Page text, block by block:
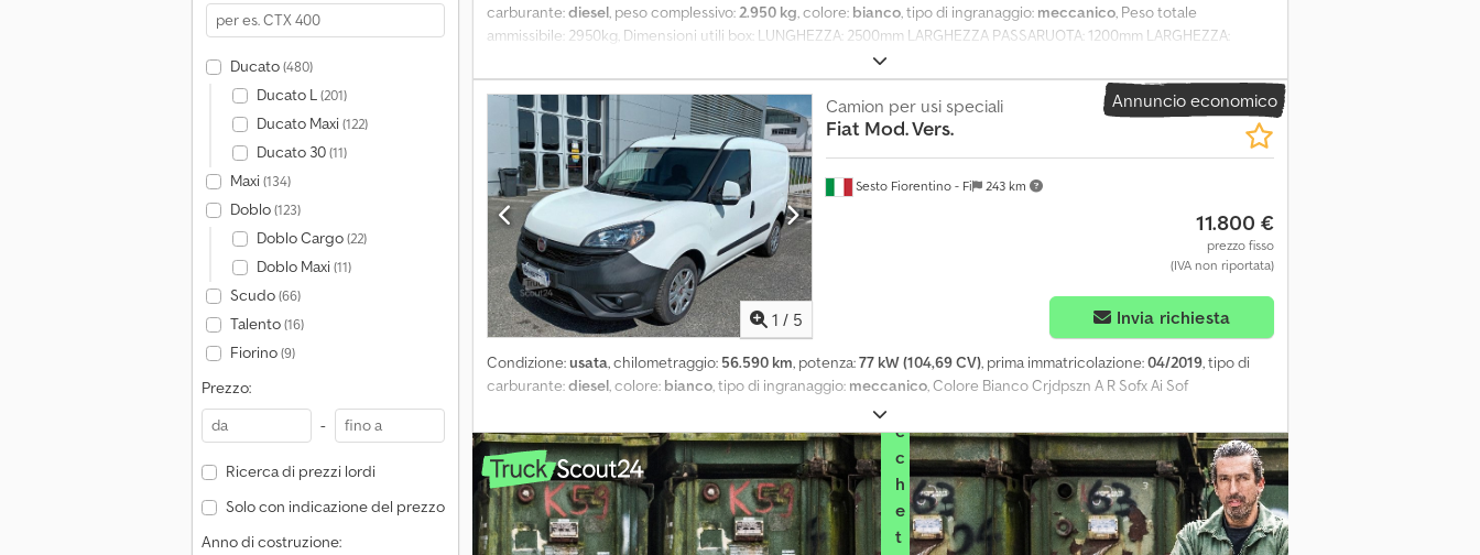
Ducato(480)
Ducato L(201)
Ducato Maxi(122)
Ducato 30(11)
Maxi(134)
Doblo(123)
Doblo Cargo(22)
Doblo Maxi(11)
Scudo(66)
Talento(16)
Fiorino(9)
Prezzo:
-
Ricerca di prezzi lordi
Solo con indicazione del prezzo
Anno di costruzione:
carburante:diesel, peso complessivo:2.950 kg, colore: bianco, tipo di ingranaggio: meccanico, Peso totale
ammissibile: 2950kg, Dimensioni utili box: LUNGHEZZA: 2500mm LARGHEZZA PASSARUOTA: 1200mm LARGHEZZA:
1800mm ALTEZZA 1820mm Portata sponda posteriore KG 500 PORTATA UTILE 850KG Crjdpfx Aisyrutze Sjf
Annuncio economico
1 / 5
Sesto Fiorentino - Fi 243 km
Camion per usi speciali
Fiat Mod. Vers.
11.800 €
prezzo fisso
(IVA non riportata)
Invia richiesta
Condizione:usata, chilometraggio: 56.590 km, potenza:77 kW (104,69 CV), prima immatricolazione:04/2019, tipo di
carburante:diesel, colore: bianco, tipo di ingranaggio: meccanico, Colore Bianco Crjdpszn A R Sofx Ai Sof
s
e
S
e
l
e
z
p
c
c
h
e
t